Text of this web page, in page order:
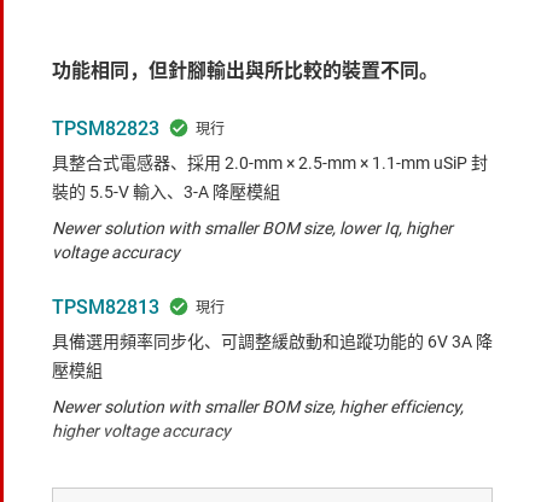
功能相同，但針腳輸出與所比較的裝置不同。
TPSM82823
具整合式電感器、採用 2.0-mm × 2.5-mm × 1.1-mm uSiP 封
裝的 5.5-V 輸入、3-A 降壓模組
Newer solution with smaller BOM size, lower Iq, higher
voltage accuracy
TPSM82813
具備選用頻率同步化、可調整緩啟動和追蹤功能的 6V 3A 降
壓模組
Newer solution with smaller BOM size, higher efficiency,
higher voltage accuracy